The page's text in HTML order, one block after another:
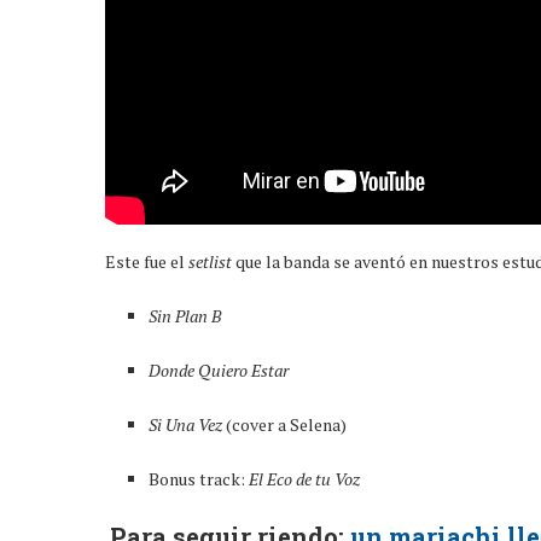
Este fue el setlistque la banda se aventó en nuestros
Sin Plan B
Donde Quiero Estar
Si Una Vez(cover a Selena)
Bonus track: El Eco de tu Voz